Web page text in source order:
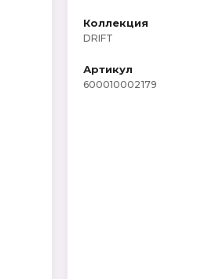
Коллекция
DRIFT
Артикул
600010002179